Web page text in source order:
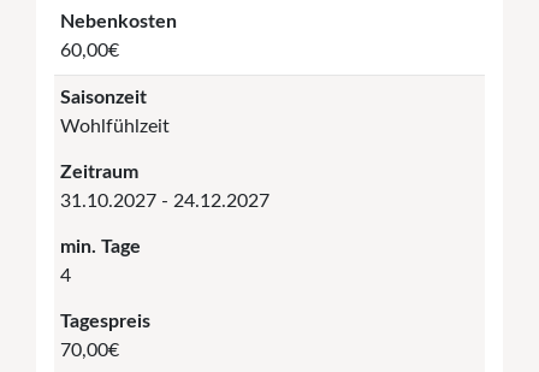
Nebenkosten
60,00€
Saisonzeit
Wohlfühlzeit
Zeitraum
31.10.2027 - 24.12.2027
min. Tage
4
Tagespreis
70,00€